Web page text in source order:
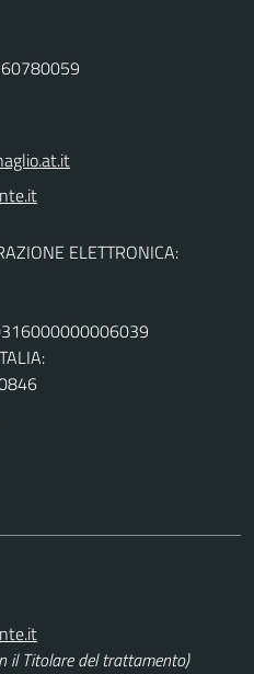
ELETTRONICA:
il Titolare del trattamento)